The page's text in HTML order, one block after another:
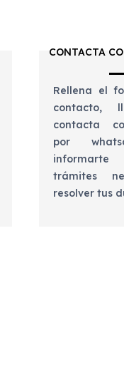
CONTACTA
Rellena el
contacto,
contacta
por
trámites
resolver tus